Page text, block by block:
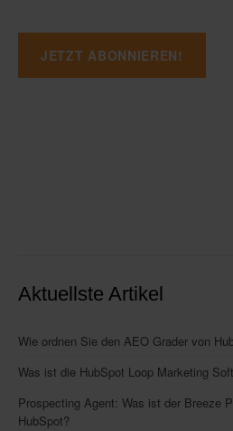
Aktuellste Artikel
Wie ordnen Sie den AEO Grader von
Was ist die HubSpot Loop Marketing
Prospecting Agent: Was ist der Breeze
HubSpot?